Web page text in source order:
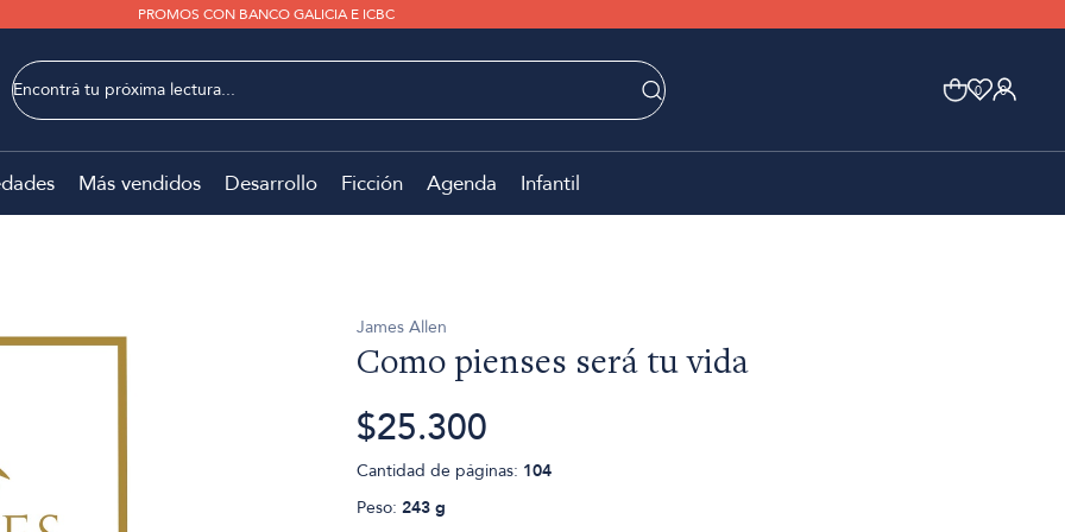
PROMOS CON BANCO GALICIA E ICBC
0 0
Más vendidos Desarrollo Ficción Agenda Infantil
James Allen
Como pienses será tu vida
$25.300
Cantidad de páginas: 104
Peso: 243 g